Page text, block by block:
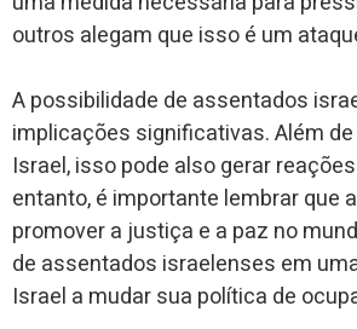
outros alegam que isso é um
A possibilidade de assentados
implicações significativas. Além
Israel, isso pode also gerar
entanto, é importante lembrar que
promover a justiça e a paz no
de assentados israelenses em
Israel a mudar sua política de